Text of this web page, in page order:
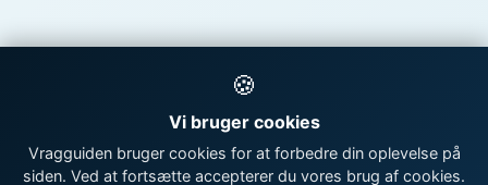
🍪
Vi bruger cookies
Vragguiden bruger cookies for at forbedre din oplevelse på
siden. Ved at fortsætte accepterer du vores brug af cookies.